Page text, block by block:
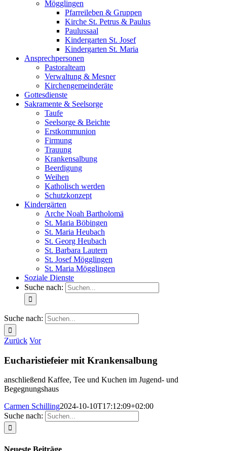
Mögglingen
Pfarreileben & Gruppen
Kirche St. Petrus & Paulus
Paulussaal
Kindergarten St. Josef
Kindergarten St. Maria
Ansprechpersonen
Pastoralteam
Verwaltung & Mesner
Kirchengemeinderäte
Gottesdienste
Sakramente & Seelsorge
Taufe
Seelsorge & Beichte
Erstkommunion
Firmung
Trauung
Krankensalbung
Beerdigung
Weihen
Katholisch werden
Schutzkonzept
Kindergärten
Arche Noah Bartholomä
St. Maria Böbingen
St. Maria Heubach
St. Georg Heubach
St. Barbara Lautern
St. Josef Mögglingen
St. Maria Mögglingen
Soziale Dienste
Suche nach:
Suche nach:
Zurück Vor
Eucharistiefeier mit Krankensalbung
anschließend Kaffee, Tee und Kuchen im Jugend- und
Begegnungshaus
Carmen Schilling2024-10-10T17:12:09+02:00
Suche nach:
Neueste Beiträge